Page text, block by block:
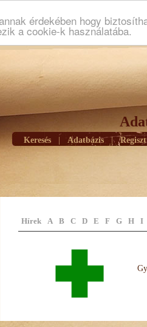
érdekében hogy
a cookie-k használatába.
Keresés Adatbázis |
Hírek A B C D E F G H I